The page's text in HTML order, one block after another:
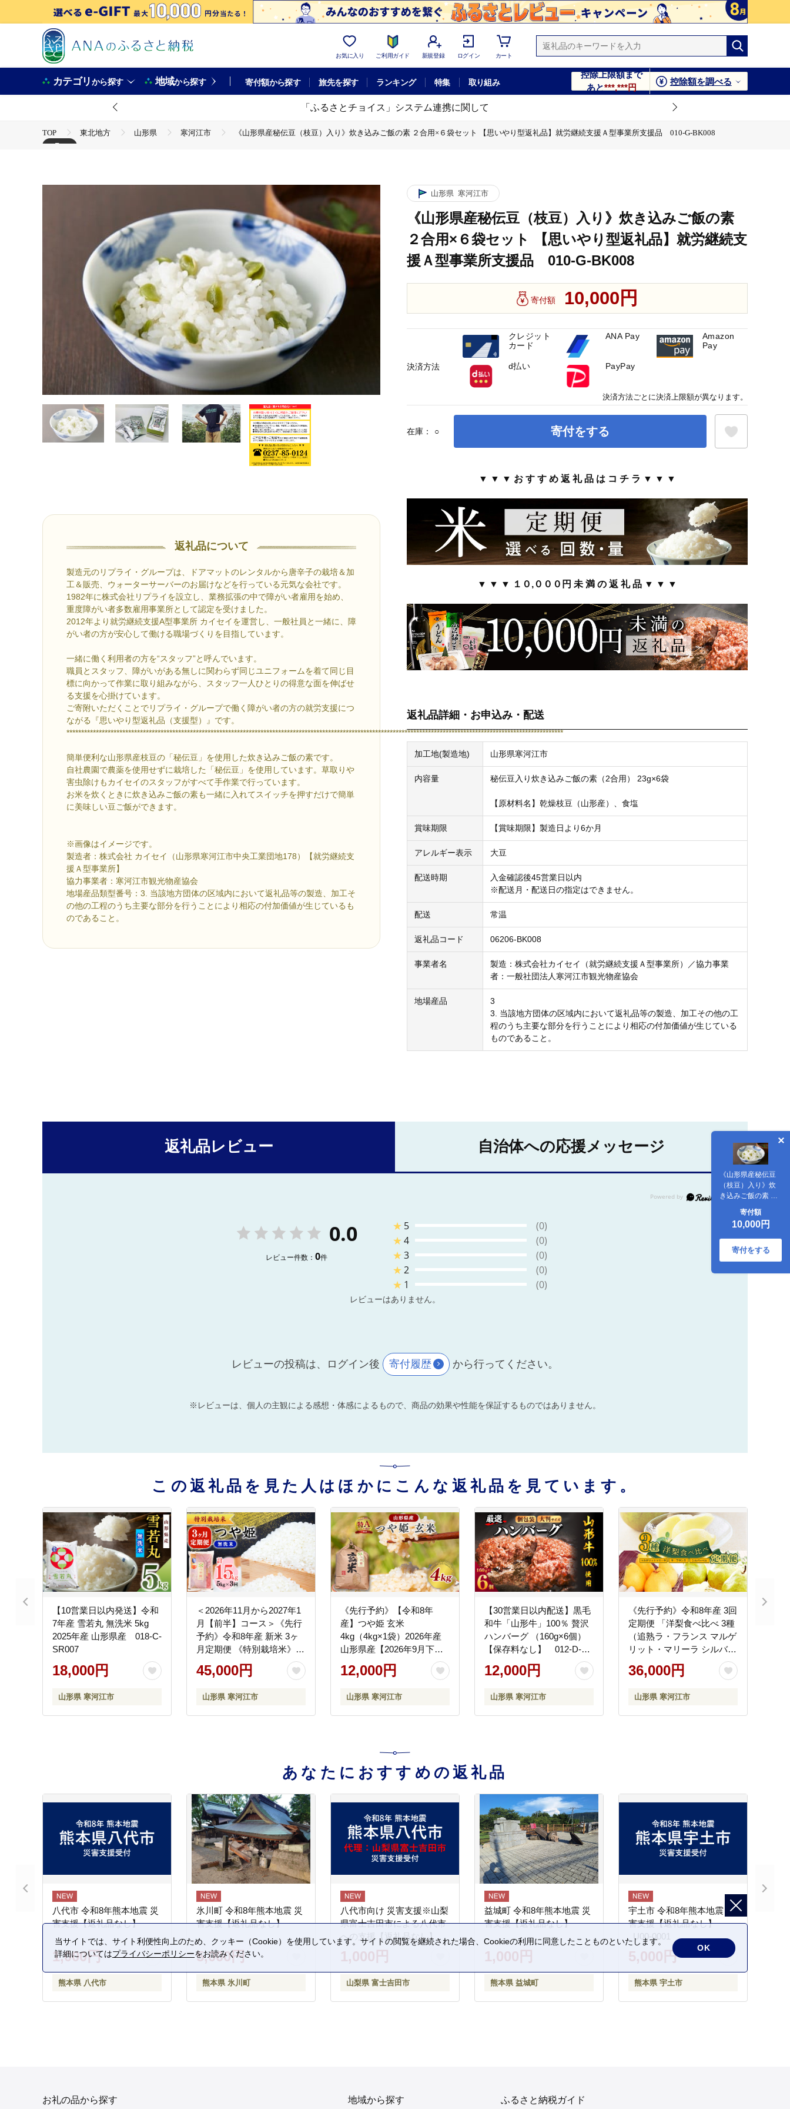
お気に入り ご利用ガイド 新規登録 ログイン カート
カテゴリから探す 地域から探す 寄付額から探す 旅先を探す ランキング 特集 取り組み
控除上限額まで
あと***,***円
控除額を調べる
「ふるさとチョイス」システム連携に関して
TOP 東北地方 山形県 寒河江市 《山形県産秘伝豆（枝豆）入り》炊き込みご飯の素 ２合用×６袋セット 【思いやり型返礼品】就労継続支援Ａ型事業所支援品 010-G-BK008
+5
《山形県産秘伝豆（枝豆）入り》炊き込みご飯の素 ２合用×６袋セット 【思いやり型返礼品】就労継続支援Ａ型事業所支援品 010-G-BK008
《山形県産秘伝豆（枝豆）入り》炊き込みご飯の素 ２合用×６袋セット 【思いやり型返礼品】就労継続支援Ａ型事業所支援品 010-G-BK008
ほかの加工食品 《山形県産秘伝豆（枝豆）入り》炊き込みご飯の素 ２合用×６袋セット 【思いやり型返礼品】就労継続支援Ａ型事業所支援品 010-G-BK008
返礼品について
製造元のリプライ・グループは、ドアマットのレンタルから唐辛子の栽培＆加
工＆販売、ウォーターサーバーのお届けなどを行っている元気な会社です。
1982年に株式会社リプライを設立し、業務拡張の中で障がい者雇用を始め、
重度障がい者多数雇用事業所として認定を受けました。
2012年より就労継続支援A型事業所 カイセイを運営し、一般社員と一緒に、障
がい者の方が安心して働ける職場づくりを目指しています。
一緒に働く利用者の方を“スタッフ”と呼んでいます。
職員とスタッフ、障がいがある無しに関わらず同じユニフォームを着て同じ目
標に向かって作業に取り組みながら、スタッフ一人ひとりの得意な面を伸ばせ
る支援を心掛けています。
ご寄附いただくことでリプライ・グループで働く障がい者の方の就労支援につ
ながる『思いやり型返礼品（支援型）』です。
*************************************************************************************************************************************************************************
簡単便利な山形県産枝豆の「秘伝豆」を使用した炊き込みご飯の素です。
自社農園で農薬を使用せずに栽培した「秘伝豆」を使用しています。草取りや
害虫除けもカイセイのスタッフがすべて手作業で行っています。
お米を炊くときに炊き込みご飯の素も一緒に入れてスイッチを押すだけで簡単
に美味しい豆ご飯ができます。
※画像はイメージです。
製造者：株式会社 カイセイ（山形県寒河江市中央工業団地178）【就労継続支
援Ａ型事業所】
協力事業者：寒河江市観光物産協会
地場産品類型番号：3. 当該地方団体の区域内において返礼品等の製造、加工そ
の他の工程のうち主要な部分を行うことにより相応の付加価値が生じているも
のであること。
山形県 寒河江市
《山形県産秘伝豆（枝豆）入り》炊き込みご飯の素
２合用×６袋セット 【思いやり型返礼品】就労継続支
援Ａ型事業所支援品 010-G-BK008
寄付額 10,000円
在庫： ○ 寄付をする
《山形県産秘伝豆
（枝豆）入り》炊
き込みご飯の素 ２
【思いやり型返礼
品】就労継続支援
Ａ型事業所支援
品 010-G-BK008
寄付額
10,000円
寄付をする
▼ ▼ ▼ お す す め 返 礼 品 は コ チ ラ ▼ ▼ ▼
▼ ▼ ▼ １０,０００円 未 満 の 返 礼 品 ▼ ▼ ▼
返礼品詳細・お申込み・配送
加工地(製造地) 山形県寒河江市
内容量 秘伝豆入り炊き込みご飯の素（2合用） 23g×6袋
【原材料名】乾燥枝豆（山形産）、食塩
賞味期限 【賞味期限】製造日より6か月
アレルギー表示 大豆
配送時期
入金確認後45営業日以内
※配送月・配送日の指定はできません。
配送 常温
返礼品コード 06206-BK008
事業者名
製造：株式会社カイセイ（就労継続支援Ａ型事業所）／協力事業
者：一般社団法人寒河江市観光物産協会
地場産品
3
3. 当該地方団体の区域内において返礼品等の製造、加工その他の工
程のうち主要な部分を行うことにより相応の付加価値が生じている
ものであること。
決済方法
クレジット
カード
ANA Pay
Amazon
Pay
d払い PayPay
決済方法ごとに決済上限額が異なります。
返礼品レビュー 自治体への応援メッセージ
0.0
レビュー件数： 0件
★ 5
(0)
★4
(0)
★3
(0)
★2
(0)
★ 1 (0)
レビューはありません。
レビューの投稿は、ログイン後 寄付履歴 から行ってください。
※レビューは、個人の主観による感想・体感によるもので、商品の効果や性能を保証するものではありません。
この返礼品を見た人はほかにこんな返礼品を見ています。
【10営業日以内発送】令和
7年産 雪若丸 無洗米 5kg
2025年産 山形県産 018-C-
SR007
18,000円
山形県 寒河江市
＜2026年11月から2027年1
月【前半】コース＞《先行
予約》令和8年産 新米 3ヶ
月定期便 《特別栽培米》
つや姫【無洗米】 合計
15kg（5kg×3回） 2026年産
頃から15日頃）発送】
045-C-SR004-202611
45,000円
山形県 寒河江市
《先行予約》【令和8年
産】つや姫 玄米
4kg（4kg×1袋）2026年産
山形県産【2026年9月下旬
頃から順次発送予定】
012-C-JF040-R8
12,000円
山形県 寒河江市
【30営業日以内配送】黒毛
和牛「山形牛」100％ 贅沢
ハンバーグ （160g×6個）
【保存料なし】 012-D-
12,000円
山形県 寒河江市
《先行予約》令和8年産 3回
定期便 「洋梨食べ比べ 3種
（追熟ラ・フランス マルゲ
リット・マリーラ シルバー
ベル）」山形県産 【2026年
9月中旬頃から発送開始予
36,000円
山形県 寒河江市
あなたにおすすめの返礼品
八代市 令和8年熊本地震 災
害支援【返礼品なし】
1,000円
熊本県 八代市
氷川町 令和8年熊本地震 災
害支援【返礼品なし】
5,000円
熊本県 氷川町
八代市向け 災害支援※山梨
県富士吉田市による八代市
への支援【返礼品なし】
1,000円
山梨県 富士吉田市
益城町 令和8年熊本地震 災
害支援【返礼品なし】
1,000円
熊本県 益城町
宇土市 令和8年熊本地震 災
害支援【返礼品なし】
_U00-0001
5,000円
熊本県 宇土市
お礼の品から探す 地域から探す ふるさと納税ガイド
当サイトでは、サイト利便性向上のため、クッキー（Cookie）を使用しています。サイトの閲覧を継続された場合、Cookieの利用に同意したことものといたします。
詳細についてはプライバシーポリシーをお読みください。
OK